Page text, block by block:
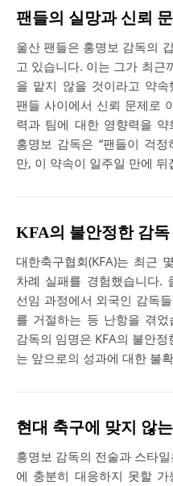
팬들의 실망과 신뢰 문
울산 팬들은 홍명보 감독의
고 있습니다. 이는 그가 최근
을 맡지 않을 것이라고 약
팬들 사이에서 신뢰 문제로
력과 팀에 대한 영향력을
홍명보 감독은 “팬들이 걱
만, 이 약속이 일주일 만에
KFA의 불안정한 감독
대한축구협회(KFA)는 최근
차례 실패를 경험했습니다.
선임 과정에서 외국인 감독
를 거절하는 등 난항을 겪
감독의 임명은 KFA의 불안
는 앞으로의 성과에 대한 불
현대 축구에 맞지 않
홍명보 감독의 전술과 스타
에 충분히 대응하지 못할